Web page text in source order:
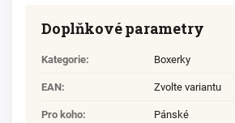
Doplňkové parametry
Kategorie: Boxerky
EAN: Zvolte variantu
Pro koho: Pánské